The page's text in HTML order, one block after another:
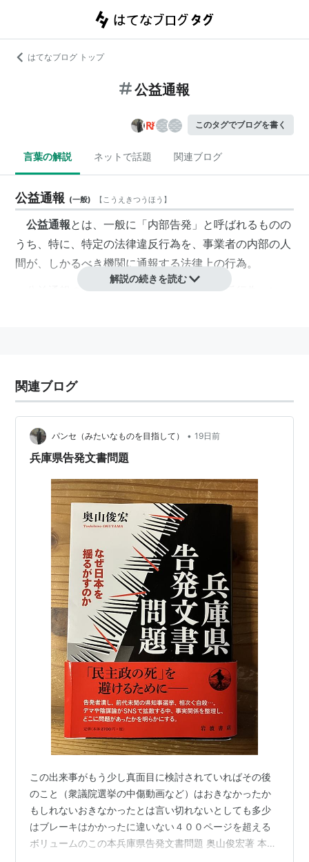
はてなブログ トップ
公益通報
このタグでブログを書く
言葉の解説 ネットで話題 関連ブログ
公益通報 (一般) 【こうえきつうほう 】
公益通報とは、一般に「内部告発 」と呼ばれるものの
うち、特に、特定の法律違反行為を、事業者の内部の人
間が、しかるべき機関に通報する法律上の行為。
公益通報の対象となる「事業者の法律違反行為」に
外部(被害の拡大防止等のために必要と認められる者)の
3つがある。
このような公益通報は、事業者の不法行為が明るみに
出ることによって、国民全体に利益をもたらすとされて
者から報復される可能性もある危険な行為である。その
ため、公益者を保護する観点から、2004年に「公益通
報者保護法」が制定、2006年4月に施行された。
解説の続きを読む
関連ブログ
パンセ（みたいなものを目指して） • 19日前
兵庫県告発文書問題
この出来事がもう少し真面目に検討されていればその後
のこと（衆議院選挙の中傷動画など）はおきなかったか
もしれないおきなかったとは言い切れないとしても多少
はブレーキはかかったに違いない４００ページを超える
ボリュームのこの本兵庫県告発文書問題 奥山俊宏著 本当